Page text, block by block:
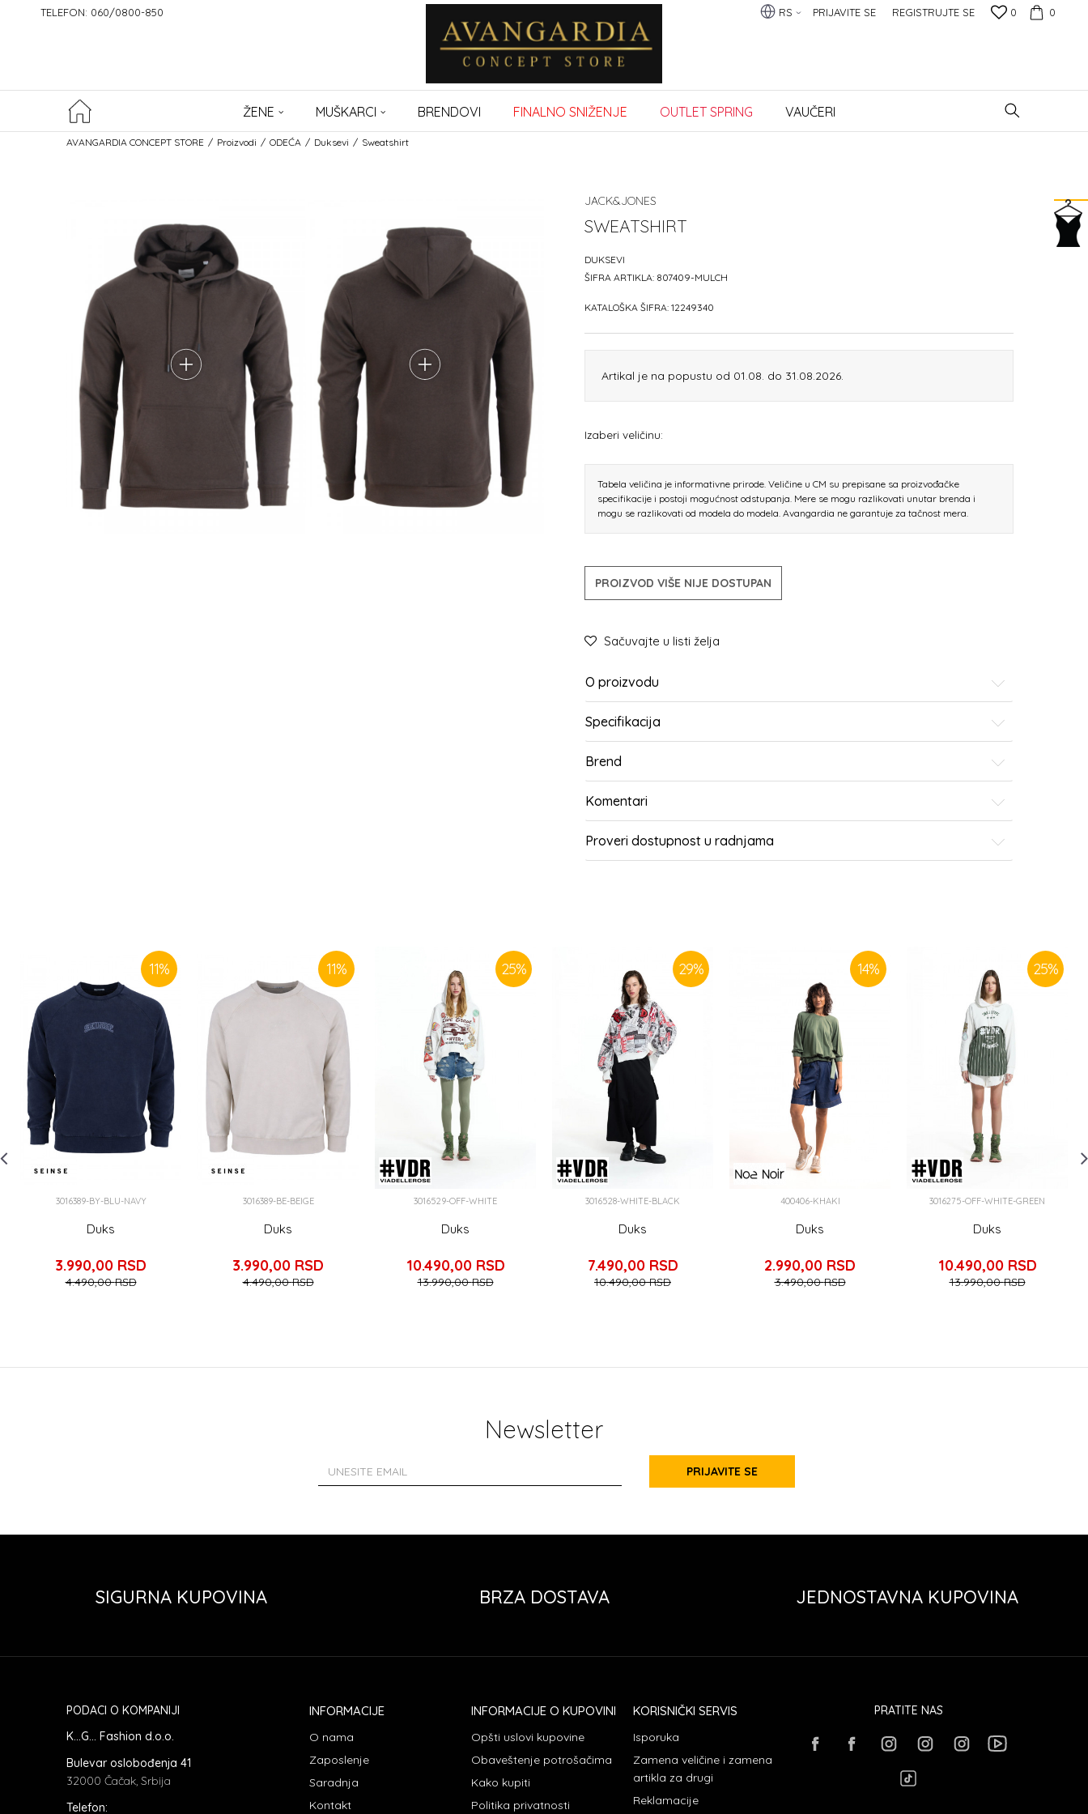
TELEFON: 060/0800-850 0
0
PRIJAVITE SE REGISTRUJTE SE
RS
ŽENE MUŠKARCI BRENDOVI FINALNO SNIŽENJE OUTLET SPRING VAUČERI
AVANGARDIA CONCEPT STORE Proizvodi ODEĆA Duksevi Sweatshirt
JACK&JONES
SWEATSHIRT
DUKSEVI
ŠIFRA ARTIKLA: 807409-MULCH
KATALOŠKA ŠIFRA: 12249340
Artikal je na popustu od 01.08. do 31.08.2026.
Izaberi veličinu:
Tabela veličina je informativne prirode. Veličine u CM su prepisane sa proizvođačke
specifikacije i postoji mogućnost odstupanja. Mere se mogu razlikovati unutar brenda i
mogu se razlikovati od modela do modela. Avangardia ne garantuje za tačnost mera.
PROIZVOD VIŠE NIJE DOSTUPAN
Sačuvajte u listi želja
O proizvodu
Specifikacija
Brend
Komentari
Proveri dostupnost u radnjama
11%
3016389-BY-BLU-NAVY
Duks
3.990,00 RSD
4.490,00RSD
11%
3016389-BE-BEIGE
Duks
3.990,00 RSD
4.490,00RSD
25%
3016529-OFF-WHITE
Duks
10.490,00 RSD
13.990,00RSD
29%
3016528-WHITE-BLACK
Duks
7.490,00 RSD
10.490,00RSD
14%
400406-KHAKI
Duks
2.990,00 RSD
3.490,00RSD
25%
3016275-OFF-WHITE-GREEN
Duks
10.490,00 RSD
13.990,00RSD
Newsletter
PRIJAVITE SE
SIGURNA KUPOVINA BRZA DOSTAVA JEDNOSTAVNA KUPOVINA
PODACI O KOMPANIJI
K...G... Fashion d.o.o.
Bulevar oslobođenja 41
32000 Čačak, Srbija
Telefon:
INFORMACIJE
O nama
Zaposlenje
Saradnja
Kontakt
INFORMACIJE O KUPOVINI
Opšti uslovi kupovine
Obaveštenje potrošačima
Kako kupiti
Politika privatnosti
KORISNIČKI SERVIS
Isporuka
Zamena veličine i zamena
artikla za drugi
Reklamacije
PRATITE NAS